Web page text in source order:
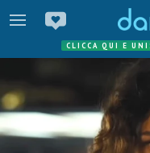
CLICCA QUI E